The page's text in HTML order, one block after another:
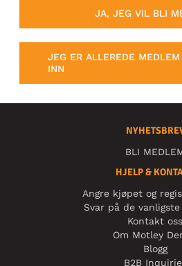
JA, JEG VIL BLI
JEG ER ALLEREDE
INN
BLI
HJELP &
Angre kjøpet og
Svar på de
Kontakt oss
Om Motley
Blogg
B2B